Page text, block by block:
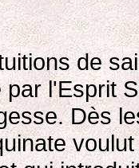
de
l'Esprit
Dès